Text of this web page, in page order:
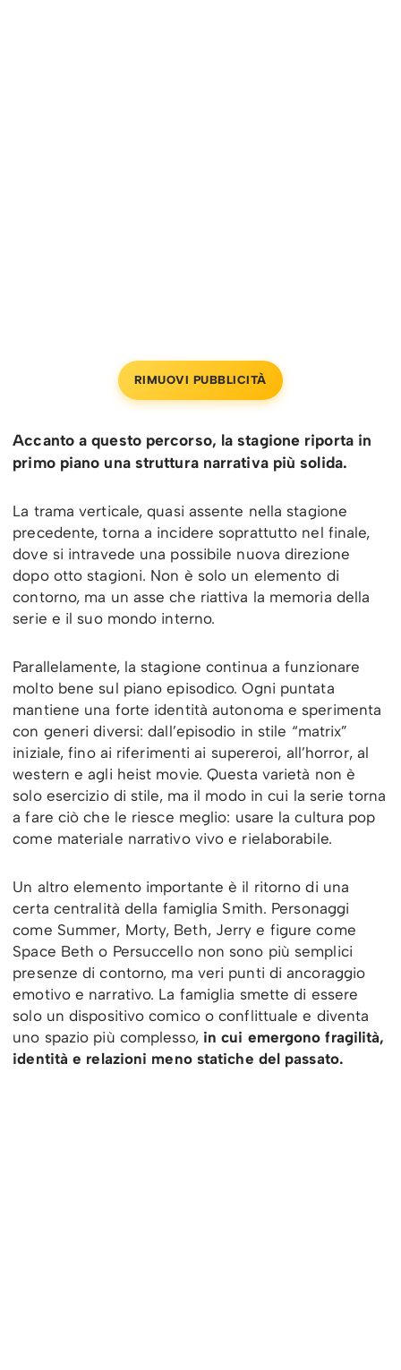
RIMUOVI PUBBLICITÀ
Accanto a questo percorso, la stagione riporta in
primo piano una struttura narrativa più solida.
La trama verticale, quasi assente nella stagione
precedente, torna a incidere soprattutto nel finale,
dove si intravede una possibile nuova direzione
dopo otto stagioni. Non è solo un elemento di
contorno, ma un asse che riattiva la memoria della
serie e il suo mondo interno.
Parallelamente, la stagione continua a funzionare
molto bene sul piano episodico. Ogni puntata
mantiene una forte identità autonoma e sperimenta
con generi diversi: dall’episodio in stile “matrix”
iniziale, fino ai riferimenti ai supereroi, all’horror, al
western e agli heist movie. Questa varietà non è
solo esercizio di stile, ma il modo in cui la serie torna
a fare ciò che le riesce meglio: usare la cultura pop
come materiale narrativo vivo e rielaborabile.
Un altro elemento importante è il ritorno di una
certa centralità della famiglia Smith. Personaggi
come Summer, Morty, Beth, Jerry e figure come
Space Beth o Persuccello non sono più semplici
presenze di contorno, ma veri punti di ancoraggio
emotivo e narrativo. La famiglia smette di essere
solo un dispositivo comico o conflittuale e diventa
uno spazio più complesso, in cui emergono fragilità,
identità e relazioni meno statiche del passato.